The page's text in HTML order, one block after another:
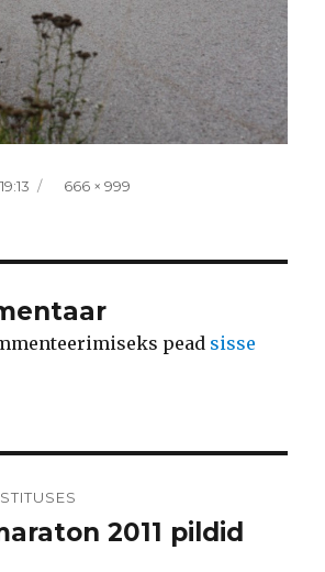
Täissuurus
666 × 999
pead sisse
2011 pildid